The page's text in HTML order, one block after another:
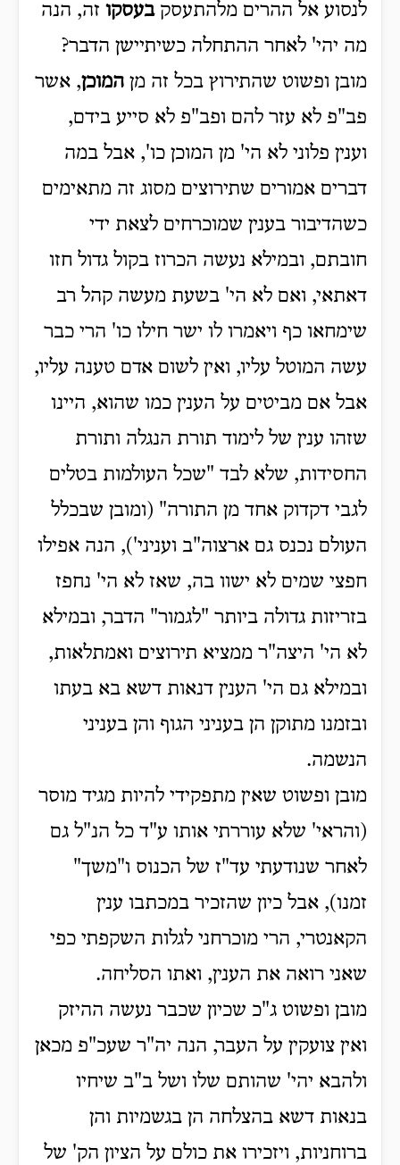
לנסוע אל ההרים מלהתעסקבעסקו זה, הנה
מה יהי' לאחר ההתחלה כשיתיישן הדבר?
מובן ופשוט שהתירוץ בכל זה מן המוכן, אשר
פב"פ לא עזר להם ופב"פ לא סייע בידם,
וענין פלוני לא הי' מן המוכן כו', אבל במה
דברים אמורים שתירוצים מסוג זה מתאימים
כשהדיבור בענין שמוכרחים לצאת ידי
חובתם, ובמילא נעשה הכרוז בקול גדול חזו
דאתאי, ואם לא הי' בשעת מעשה קהל רב
שימחאו כף ויאמרו לו ישר חילו כו' הרי כבר
עשה המוטל עליו, ואין לשום אדם טענה עליו,
אבל אם מביטים על הענין כמו שהוא, היינו
שזהו ענין של לימוד תורת הנגלה ותורת
החסידות, שלא לבד "שכל העולמות בטלים
לגבי דקדוק אחד מן התורה" (ומובן שבכלל
העולם נכנס גם ארצוה"ב ועניני'), הנה אפילו
חפצי שמים לא ישוו בה, שאז לא הי' נחפז
בזריזות גדולה ביותר "לגמור" הדבר, ובמילא
לא הי' היצה"ר ממציא תירוצים ואמתלאות,
ובמילא גם הי' הענין דנאות דשא בא בעתו
ובזמנו מתוקן הן בעניני הגוף והן בעניני
הנשמה.
מובן ופשוט שאין מתפקידי להיות מגיד מוסר
(והראי' שלא עוררתי אותו ע"ד כל הנ"ל גם
לאחר שנודעתי עד"ז של הכנוס ו"משך"
זמנו), אבל כיון שהזכיר במכתבו ענין
הקאנטרי, הרי מוכרחני לגלות השקפתי כפי
שאני רואה את הענין, ואתו הסליחה.
מובן ופשוט ג"כ שכיון שכבר נעשה ההיזק
ואין צועקין על העבר, הנה יה"ר שעכ"פ מכאן
ולהבא יהי' שהותם שלו ושל ב"ב שיחיו
בנאות דשא בהצלחה הן בגשמיות והן
ברוחניות, ויזכירו את כולם על הציון הק' של